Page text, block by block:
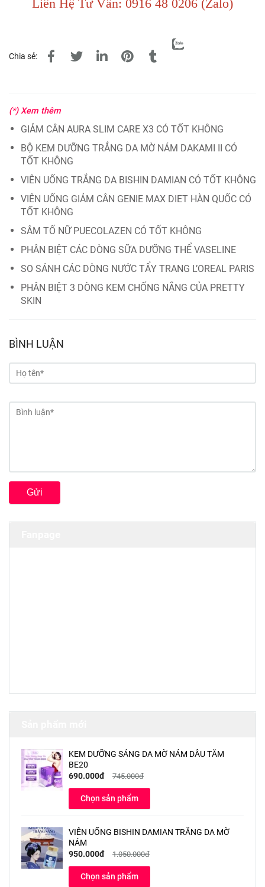
Liên Hệ Tư Vấn: 0916 48 0206 (Zalo)
Chia sẻ:
(*) Xem thêm
GIẢM CÂN AURA SLIM CARE X3 CÓ TỐT KHÔNG
BỘ KEM DƯỠNG TRẮNG DA MỜ NÁM DAKAMI II CÓ
TỐT KHÔNG
VIÊN UỐNG TRẮNG DA BISHIN DAMIAN CÓ TỐT KHÔNG
VIÊN UỐNG GIẢM CÂN GENIE MAX DIET HÀN QUỐC CÓ
TỐT KHÔNG
SÂM TỐ NỮ PUECOLAZEN CÓ TỐT KHÔNG
PHÂN BIỆT CÁC DÒNG SỮA DƯỠNG THỂ VASELINE
SO SÁNH CÁC DÒNG NƯỚC TẨY TRANG L’OREAL PARIS
PHÂN BIỆT 3 DÒNG KEM CHỐNG NẮNG CỦA PRETTY
SKIN
BÌNH LUẬN
Gửi
KEM DƯỠNG SÁNG DA MỜ NÁM DÂU TẰM
BE20
690.000đ
745.000đ
Chọn sản phẩm
VIÊN UỐNG BISHIN DAMIAN TRẮNG DA MỜ
NÁM
950.000đ
1.050.000đ
Chọn sản phẩm